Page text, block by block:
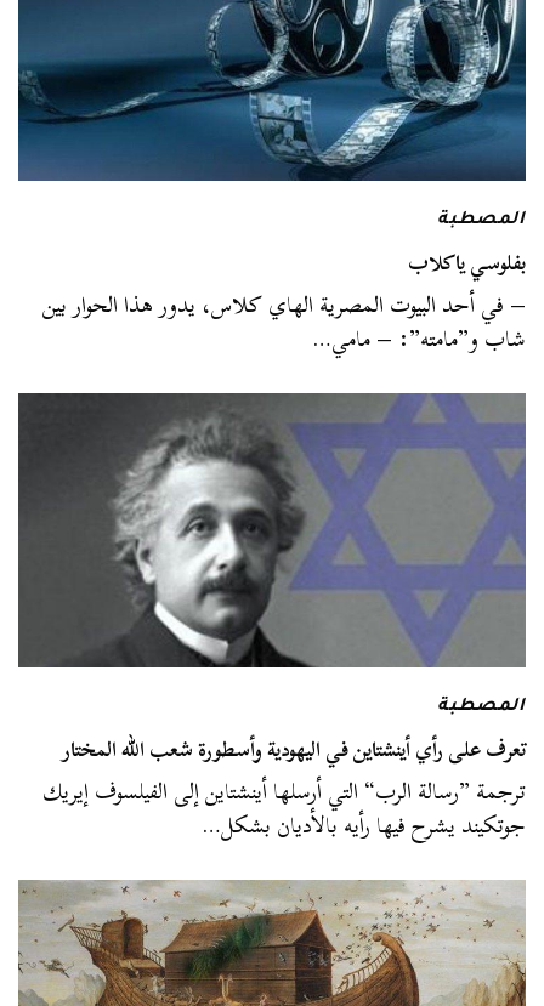
المصطبة
بفلوسي ياكلاب
– في أحد البيوت المصرية الهاي كلاس، يدور هذا الحوار بين
شاب و”مامته”: – مامي…
المصطبة
تعرف على رأي أينشتاين في اليهودية وأسطورة شعب الله المختار
ترجمة ”رسالة الرب“ التي أرسلها أينشتاين إلى الفيلسوف إيريك
جوتكيند يشرح فيها رأيه بالأديان بشكل…